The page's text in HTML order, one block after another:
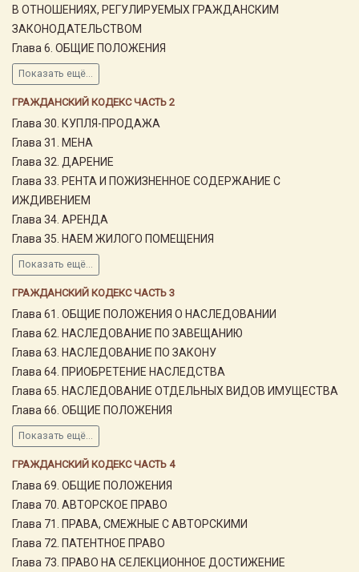
В ОТНОШЕНИЯХ, РЕГУЛИРУЕМЫХ ГРАЖДАНСКИМ
ЗАКОНОДАТЕЛЬСТВОМ
Глава 6. ОБЩИЕ ПОЛОЖЕНИЯ
Показать ещё...
ГРАЖДАНСКИЙ КОДЕКС ЧАСТЬ 2
Глава 30. КУПЛЯ-ПРОДАЖА
Глава 31. МЕНА
Глава 32. ДАРЕНИЕ
Глава 33. РЕНТА И ПОЖИЗНЕННОЕ СОДЕРЖАНИЕ С
ИЖДИВЕНИЕМ
Глава 34. АРЕНДА
Глава 35. НАЕМ ЖИЛОГО ПОМЕЩЕНИЯ
Показать ещё...
ГРАЖДАНСКИЙ КОДЕКС ЧАСТЬ 3
Глава 61. ОБЩИЕ ПОЛОЖЕНИЯ О НАСЛЕДОВАНИИ
Глава 62. НАСЛЕДОВАНИЕ ПО ЗАВЕЩАНИЮ
Глава 63. НАСЛЕДОВАНИЕ ПО ЗАКОНУ
Глава 64. ПРИОБРЕТЕНИЕ НАСЛЕДСТВА
Глава 65. НАСЛЕДОВАНИЕ ОТДЕЛЬНЫХ ВИДОВ ИМУЩЕСТВА
Глава 66. ОБЩИЕ ПОЛОЖЕНИЯ
Показать ещё...
ГРАЖДАНСКИЙ КОДЕКС ЧАСТЬ 4
Глава 69. ОБЩИЕ ПОЛОЖЕНИЯ
Глава 70. АВТОРСКОЕ ПРАВО
Глава 71. ПРАВА, СМЕЖНЫЕ С АВТОРСКИМИ
Глава 72. ПАТЕНТНОЕ ПРАВО
Глава 73. ПРАВО НА СЕЛЕКЦИОННОЕ ДОСТИЖЕНИЕ